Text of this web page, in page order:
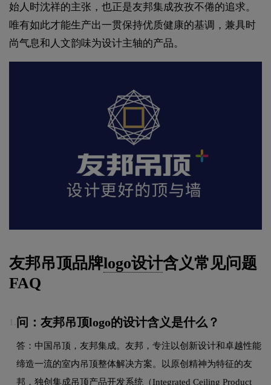
始人时沈祥的主张，也正是友邦集成孜孜不倦的追求。
唯有如此才能生产出一贯保持优质健康的基调，兼具时
尚气息和人文韵味为设计主轴的产品。
友邦吊顶品牌logo设计含义常见问题
FAQ
问：友邦吊顶logo的设计含义是什么？
答：中国吊顶，友邦集成。友邦，专注以创新设计和卓越性能
缔造一流的室内吊顶整体解决方案。以原创精神为特征的友
邦，独创集成吊顶产品开发系统（Integrated Ceiling Product